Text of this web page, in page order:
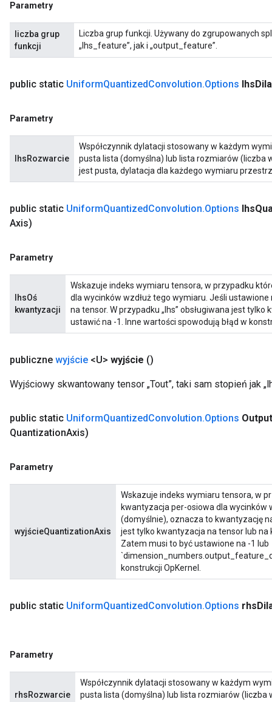
Parametry
liczba grup
funkcji
Liczba grup funkcji. Używany do zgrupowanych
„lhs_feature”, jak i „output_feature”.
public static UniformQuantizedConvolution.Options lhs
Parametry
lhsRozwarcie
Współczynnik dylatacji stosowany w każdym
pusta lista (domyślna) lub lista rozmiarów (liczba
jest pusta, dylatacja dla każdego wymiaru
public static UniformQuantizedConvolution.Options lhs
Axis)
Parametry
lhsOś
kwantyzacji
Wskazuje indeks wymiaru tensora, w przypadku
dla wycinków wzdłuż tego wymiaru. Jeśli
na tensor. W przypadku „lhs” obsługiwana jest
ustawić na -1. Inne wartości spowodują błąd w
publiczne wyjście <U> wyjście ()
Wyjściowy skwantowany tensor „Tout”, taki sam stopień jak
public static UniformQuantizedConvolution.Options Output
QuantizationAxis)
Parametry
wyjścieQuantizationAxis
Wskazuje indeks wymiaru tensora, w
kwantyzacja per-osiowa dla wycinków
(domyślnie), oznacza to kwantyzację
jest tylko kwantyzacja na tensor lub na
Zatem musi to być ustawione na -1 lub
konstrukcji OpKernel.
public static UniformQuantizedConvolution.Options rhs
Parametry
rhsRozwarcie
Współczynnik dylatacji stosowany w każdym
pusta lista (domyślna) lub lista rozmiarów (liczba